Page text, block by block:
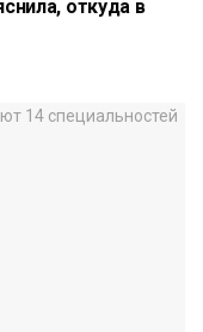
откуда в